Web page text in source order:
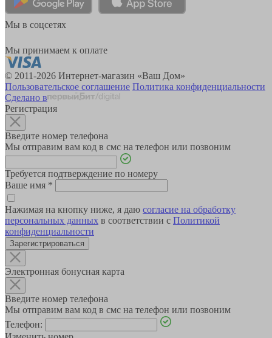
Мы в соцсетях
Мы принимаем к оплате
© 2011-2026 Интернет-магазин «Ваш Дом»
Пользовательское соглашение Политика конфиденциальности
Сделано в
Регистрация
Введите номер телефона
Мы отправим вам код в смс на телефон или позвоним
Требуется подтверждение по номеру
Ваше имя *
Нажимая на кнопку ниже, я даю согласие на обработку
персональных данных в соответствии с Политикой
конфиденциальности
Зарегистрироваться
Электронная бонусная карта
Введите номер телефона
Мы отправим вам код в смс на телефон или позвоним
Телефон: